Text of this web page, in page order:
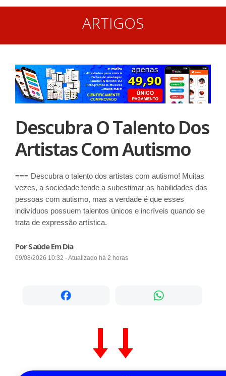
ARTIGOS
Descubra O Talento Dos
Artistas Com Autismo
=== Descubra o talento dos artistas com autismo! Muitas
vezes, a sociedade tende a subestimar as habilidades das
pessoas com autismo, mas a verdade é que esses
indivíduos possuem talentos únicos e incríveis quando se
trata de expressão artística.
Por Saúde Em Dia
09/08/2026 10:32 - Atualizado há 2 horas